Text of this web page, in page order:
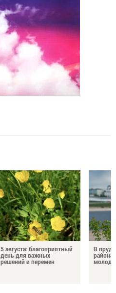
5 августа: благоприятный
день для важных
решений и перемен
В
района